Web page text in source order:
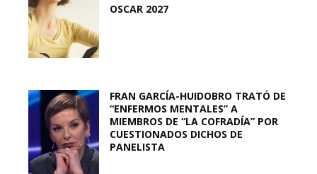
OSCAR 2027
FRAN GARCÍA-HUIDOBRO TRATÓ DE
“ENFERMOS MENTALES” A
MIEMBROS DE “LA COFRADÍA” POR
CUESTIONADOS DICHOS DE
PANELISTA